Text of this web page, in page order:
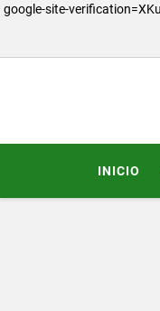
google-site-
INICIO